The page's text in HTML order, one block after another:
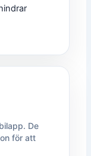
De
för att